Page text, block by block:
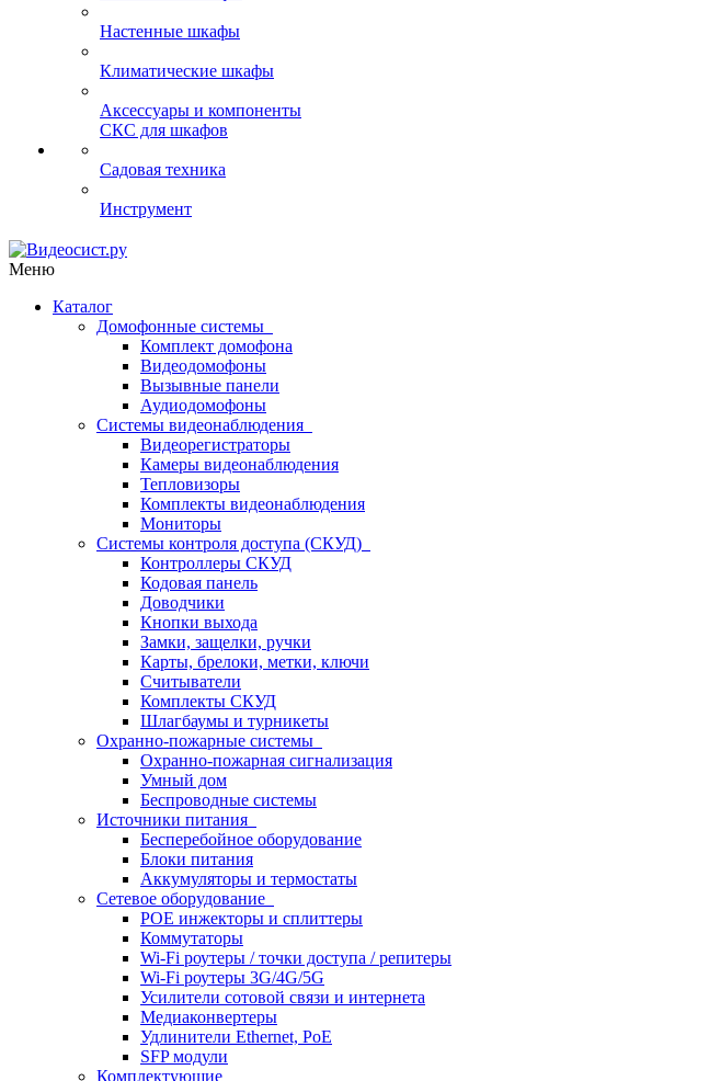
Настенные шкафы
Климатические шкафы
Аксессуары и компоненты
СКС для шкафов
Садовая техника
Инструмент
Меню
Каталог
Домофонные системы
Комплект домофона
Видеодомофоны
Вызывные панели
Аудиодомофоны
Системы видеонаблюдения
Видеорегистраторы
Камеры видеонаблюдения
Тепловизоры
Комплекты видеонаблюдения
Мониторы
Системы контроля доступа (СКУД)
Контроллеры СКУД
Кодовая панель
Доводчики
Кнопки выхода
Замки, защелки, ручки
Карты, брелоки, метки, ключи
Считыватели
Комплекты СКУД
Шлагбаумы и турникеты
Охранно-пожарные системы
Охранно-пожарная сигнализация
Умный дом
Беспроводные системы
Источники питания
Бесперебойное оборудование
Блоки питания
Аккумуляторы и термостаты
Сетевое оборудование
POE инжекторы и сплиттеры
Коммутаторы
Wi-Fi роутеры / точки доступа / репитеры
Wi-Fi роутеры 3G/4G/5G
Усилители сотовой связи и интернета
Медиаконвертеры
Удлинители Ethernet, PoE
SFP модули
Комплектующие